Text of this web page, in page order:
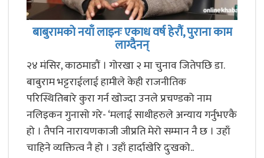
बाबुरामको नयाँ लाइनः एकाध वर्ष हेरौं, पुराना काम
लाग्दैनन्
२४ मंसिर, काठमाडौं । गोरखा २ मा चुनाव जितेपछि डा.
बाबुराम भट्टराईलाई हामीले केही राजनीतिक
परिस्थितिबारे कुरा गर्न खोज्दा उनले प्रचण्डको नाम
नलिइकन गुनासो गरे- ‘मलाई साथीहरुले अन्याय गर्नुभएकै
हो । तैपनि नारायणकाजी जीप्रति मेरो सम्मान नै छ । उहाँ
चाहिने व्यक्तित्व नै हो । उहाँ हार्दाखेरि दुःखको..